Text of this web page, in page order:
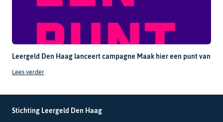
Leergeld Den Haag lanceert campagne Maak hier een punt van
Lees verder
Stichting Leergeld Den Haag